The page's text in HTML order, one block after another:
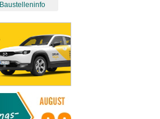
Baustelleninfo